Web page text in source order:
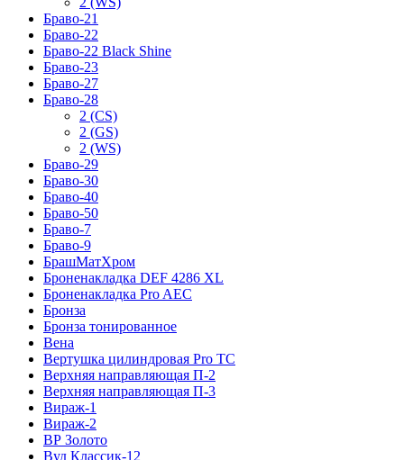
Браво-21
Браво-22
Браво-22 Black Shine
Браво-23
Браво-27
Браво-28
2 (CS)
2 (GS)
2 (WS)
Браво-29
Браво-30
Браво-40
Браво-50
Браво-7
Браво-9
БрашМатХром
Броненакладка DEF 4286 XL
Броненакладка Pro AEC
Бронза
Бронза тонированное
Вена
Вертушка цилиндровая Pro TC
Верхняя направляющая П-2
Верхняя направляющая П-3
Вираж-1
Вираж-2
ВР Золото
Вуд Классик-12